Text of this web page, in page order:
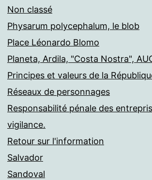
Non classé
Physarum polycephalum, le blob
Place Léonardo Blomo
Planeta, Ardila, "Costa Nostra",
Principes et valeurs de la
Réseaux de personnages
Responsabilité pénale des
vigilance.
Retour sur l'information
Salvador
Sandoval